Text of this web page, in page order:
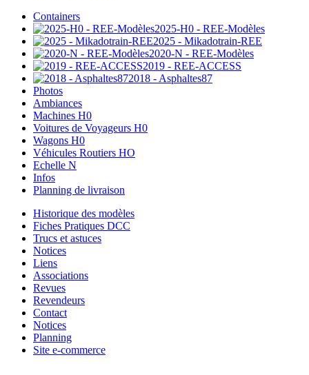
Containers
2025-H0 - REE-Modèles
2025 - Mikadotrain-REE
2020-N - REE-Modèles
2019 - REE-ACCESS
2018 - Asphaltes87
Photos
Ambiances
Machines H0
Voitures de Voyageurs H0
Wagons H0
Véhicules Routiers HO
Echelle N
Infos
Planning de livraison
Historique des modèles
Fiches Pratiques DCC
Trucs et astuces
Notices
Liens
Associations
Revues
Revendeurs
Contact
Notices
Planning
Site e-commerce